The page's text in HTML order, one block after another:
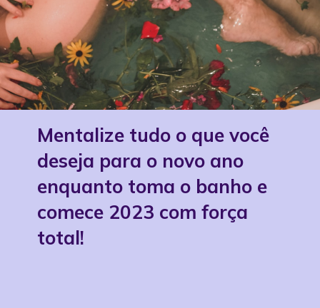
Mentalize tudo o que você
deseja para o novo ano
enquanto toma o banho e
comece 2023 com força
total!